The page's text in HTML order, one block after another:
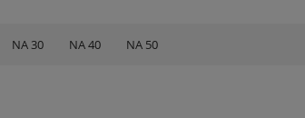
NA 30 NA 40 NA 50